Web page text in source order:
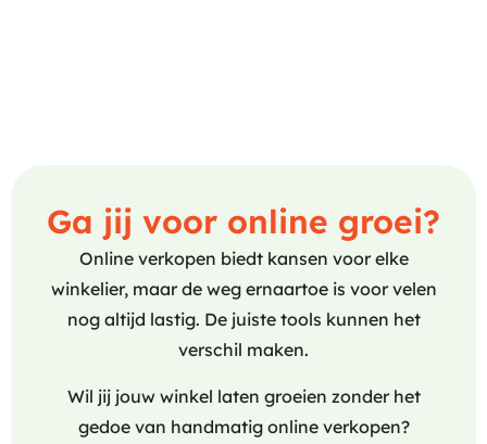
Ga jij voor online groei?
Online verkopen biedt kansen voor elke
winkelier, maar de weg ernaartoe is voor velen
nog altijd lastig. De juiste tools kunnen het
verschil maken.
Wil jij jouw winkel laten groeien zonder het
gedoe van handmatig online verkopen?